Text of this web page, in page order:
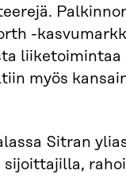
-
myös
Sitran